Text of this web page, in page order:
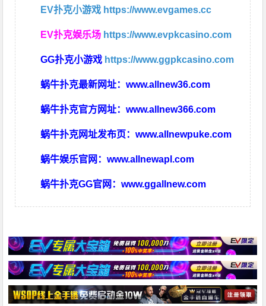
EV扑克小游戏 https://www.evgames.cc
EV扑克娱乐场 https://www.evpkcasino.com
GG扑克小游戏 https://www.ggpkcasino.com
蜗牛扑克最新网址：www.allnew36.com
蜗牛扑克官方网址：www.allnew366.com
蜗牛扑克网址发布页：www.allnewpuke.com
蜗牛娱乐官网：www.allnewapl.com
蜗牛扑克GG官网：www.ggallnew.com